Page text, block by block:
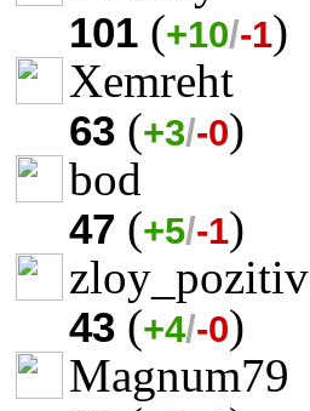
101 (+10/-1)
Xemreht
63 (+3/-0)
bod
47 (+5/-1)
zloy_pozitiv
43 (+4/-0)
Magnum79